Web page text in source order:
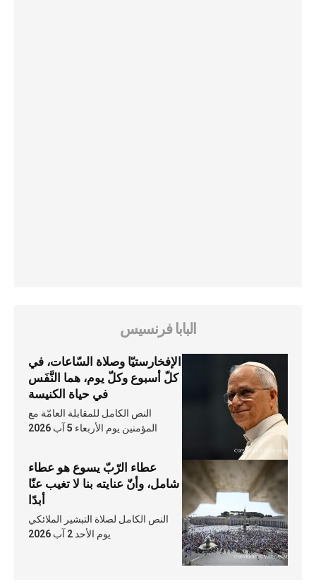
البابا فرنسيس
الإفخارستيّا وصلاة السّاعات، في
كلّ أسبوع وكلّ يوم، هما النَّفَس
في حياة الكنيسة
النص الكامل للمقابلة العامّة مع
المؤمنين يوم الأربعاء 5 آب 2026
عطاء الرّبّ يسوع هو عطاء
شامل، وأنّ عنايته بنا لا تغيب عنّا
أبدًا
النص الكامل لصلاة التبشير الملائكي
يوم الأحد 2 آب 2026